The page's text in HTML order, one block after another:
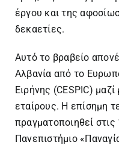
έργου και της
δεκαετίες.
Αυτό το βραβείο
Αλβανία από το
Ειρήνης (CESPIC)
εταίρους. Η επίσημη
πραγματοποιηθεί
Πανεπιστήμιο